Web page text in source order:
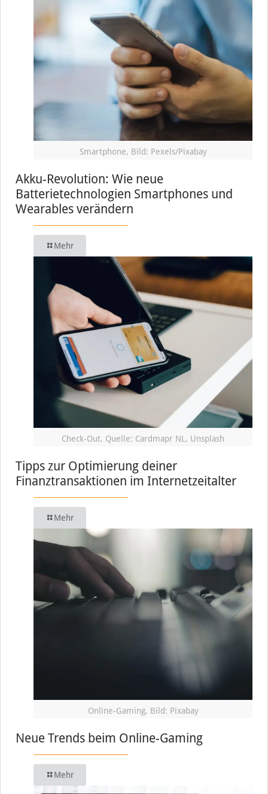
Smartphone, Bild: Pexels/Pixabay
Akku-Revolution: Wie neue
Batterietechnologien Smartphones und
Wearables verändern
Mehr
Check-Out, Quelle: Cardmapr NL, Unsplash
Tipps zur Optimierung deiner
Finanztransaktionen im Internetzeitalter
Mehr
Online-Gaming, Bild: Pixabay
Neue Trends beim Online-Gaming
Mehr